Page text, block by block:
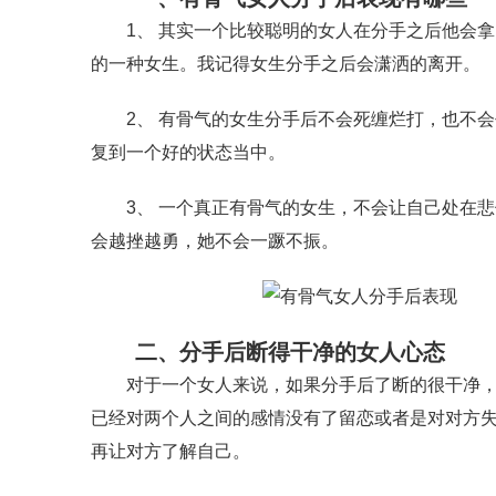
1、 其实一个比较聪明的女人在分手之后他会拿
的一种女生。我记得女生分手之后会潇洒的离开。
2、 有骨气的女生分手后不会死缠烂打，也不会
复到一个好的状态当中。
3、 一个真正有骨气的女生，不会让自己处在悲
会越挫越勇，她不会一蹶不振。
二、分手后断得干净的女人心态
对于一个女人来说，如果分手后了断的很干净，
已经对两个人之间的感情没有了留恋或者是对对方
再让对方了解自己。